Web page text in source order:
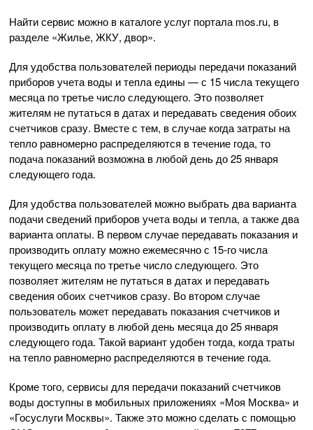
Найти сервис можно в каталоге услуг портала mos.ru, в
разделе «Жилье, ЖКУ, двор».
Для удобства пользователей периоды передачи показаний
приборов учета воды и тепла едины — с 15 числа текущего
месяца по третье число следующего. Это позволяет
жителям не путаться в датах и передавать сведения обоих
счетчиков сразу. Вместе с тем, в случае когда затраты на
тепло равномерно распределяются в течение года, то
подача показаний возможна в любой день до 25 января
следующего года.
Для удобства пользователей можно выбрать два варианта
подачи сведений приборов учета воды и тепла, а также два
варианта оплаты. В первом случае передавать показания и
производить оплату можно ежемесячно с 15-го числа
текущего месяца по третье число следующего. Это
позволяет жителям не путаться в датах и передавать
сведения обоих счетчиков сразу. Во втором случае
пользователь может передавать показания счетчиков и
производить оплату в любой день месяца до 25 января
следующего года. Такой вариант удобен тогда, когда траты
на тепло равномерно распределяются в течение года.
Кроме того, сервисы для передачи показаний счетчиков
воды доступны в мобильных приложениях «Моя Москва» и
«Госуслуги Москвы». Также это можно сделать с помощью